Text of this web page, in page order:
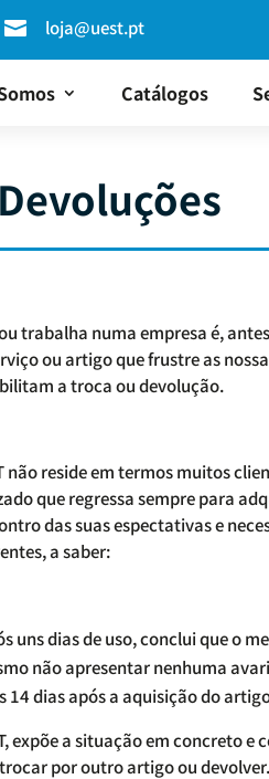
 loja@uest.pt
Catálogos
trabalha numa empresa é,
ou artigo que frustre as
a troca ou devolução.
não reside em termos muitos
que regressa sempre para
das suas espectativas e
a saber:
uns dias de uso, conclui que o
não apresentar nenhuma
14 dias após a aquisição do
expõe a situação em concreto
por outro artigo ou devolver.